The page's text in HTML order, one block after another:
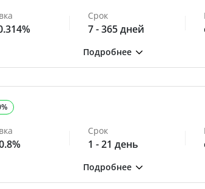
Срок
7 - 365 дней
Срок
1 - 21 день